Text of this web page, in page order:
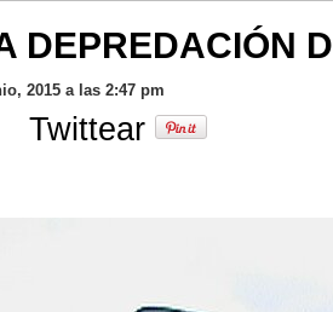
DEPREDACIÓN
2015 a las 2:47 pm
Twittear